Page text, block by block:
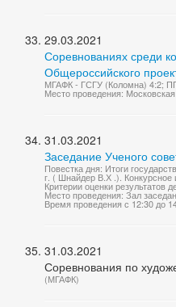
29.03.2021
Соревнованиях среди
Общероссийского
МГАФК - ГСГУ (Коломна) 4:2;
Место проведения:
31.03.2021
Заседание Ученого
Повестка дня: Итоги
г. ( Шнайдер В.Х .). Конкурсное
Критерии оценки результатов
Место проведения: Зал
Время проведения с 12:30 до
31.03.2021
Соревнования по
(МГАФК)